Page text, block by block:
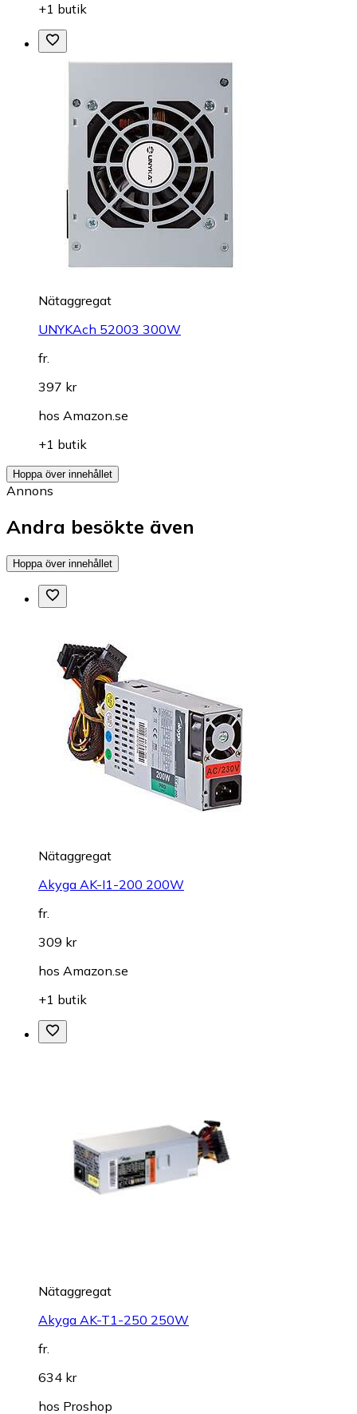
+1 butik
Nätaggregat
UNYKAch 52003 300W
fr.
397 kr
hos Amazon.se
+1 butik
Hoppa över innehållet
Annons
Andra besökte även
Hoppa över innehållet
Nätaggregat
Akyga AK-I1-200 200W
fr.
309 kr
hos Amazon.se
+1 butik
Nätaggregat
Akyga AK-T1-250 250W
fr.
634 kr
hos Proshop